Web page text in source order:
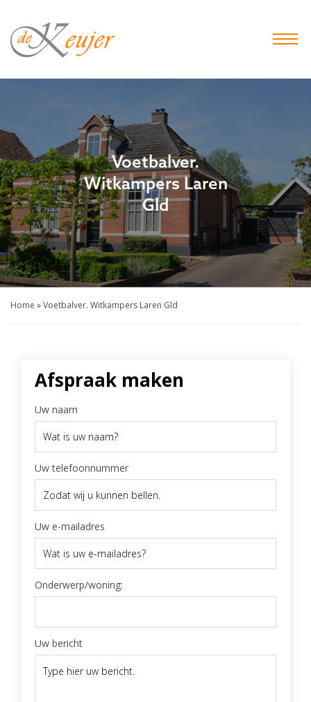
Keujer
-
Twente
Voetbalver.
Witkampers Laren
Gld
Home »Voetbalver. Witkampers Laren Gld
Afspraak maken
Uw naam
Uw telefoonnummer
Uw e-mailadres
Onderwerp/woning:
Uw bericht